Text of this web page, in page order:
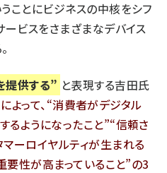
ことにビジネスの中核をシフ
ービスをさまざまなデバイス
提供する” と表現する吉田氏
よって、“消費者がデジタル
ようになったこと”“信頼さ
ーロイヤルティが生まれる
要性が高まっていること”の3